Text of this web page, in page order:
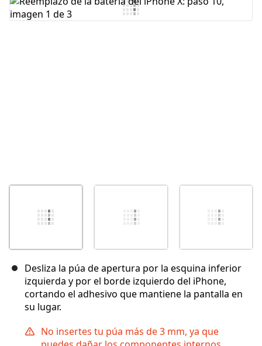
Agregar Comentario
Desliza la púa de apertura por la esquina inferior
izquierda y por el borde izquierdo del iPhone,
cortando el adhesivo que mantiene la pantalla en
su lugar.
No insertes tu púa más de 3 mm, ya que